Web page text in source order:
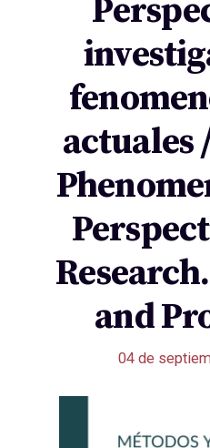
Acerca de nosotros
Reglamento
actuales
and
04 de